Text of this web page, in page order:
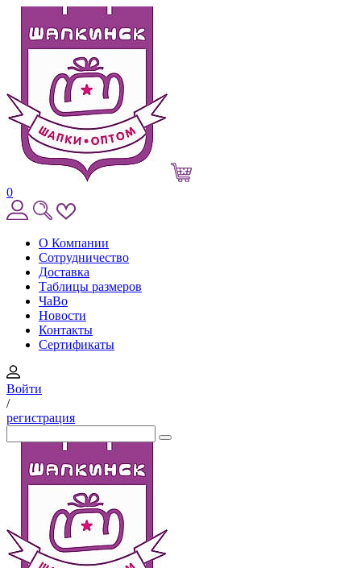
0
О Компании
Сотрудничество
Доставка
Таблицы размеров
ЧаВо
Новости
Контакты
Сертификаты
Войти
/
регистрация